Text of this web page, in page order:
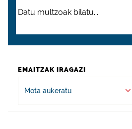
EMAITZAK IRAGAZI
Mota aukeratu